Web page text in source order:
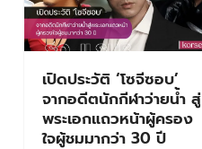
เปิดประวัติ ‘โซจีซอบ’
จากอดีตนักกีฬาว่ายน้ำ สู่
พระเอกแถวหน้าผู้ครอง
ใจผู้ชมมากว่า 30 ปี